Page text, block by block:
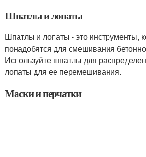
Шпатлы и лопаты
Шпатлы и лопаты - это инструменты,
понадобятся для смешивания
Используйте шпатлы для
лопаты для ее перемешивания.
Маски и перчатки